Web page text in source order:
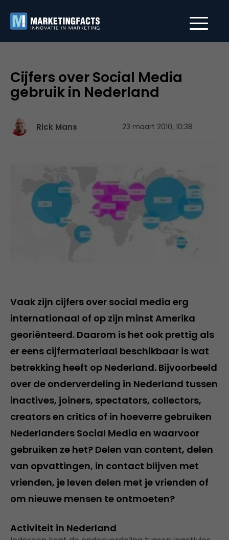
Cijfers over Social Media
gebruik in Nederland
Rick Mans 23 maart 2010, 10:38
Vaak zijn cijfers over social media erg
internationaal of op zijn minst Amerika
georiënteerd. Daarom is het ook prettig als
er eens cijfermateriaal beschikbaar is wat
betrekking heeft op Nederland. Bijvoorbeeld
over de onderverdeling in Nederland tussen
inactives, joiners, spectators, collectors,
creators en critics of in hoeverre gebruiken
Nederlanders Social Media en waarvoor
gebruiken ze het? Delen van content, delen
van opvattingen, in contact blijven met
vrienden, je leven delen met je vrienden of
om nieuwe mensen te ontmoeten?
Activiteit in Nederland